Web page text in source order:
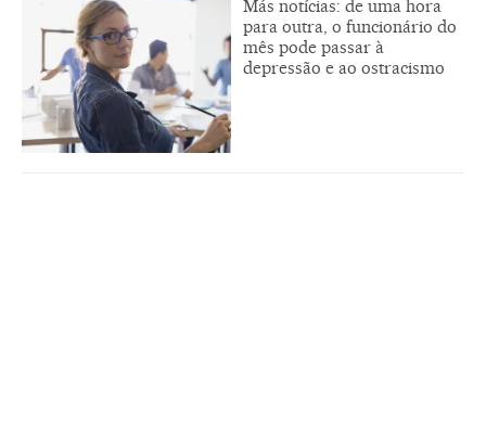
Más notícias: de uma hora
para outra, o funcionário do
mês pode passar à
depressão e ao ostracismo